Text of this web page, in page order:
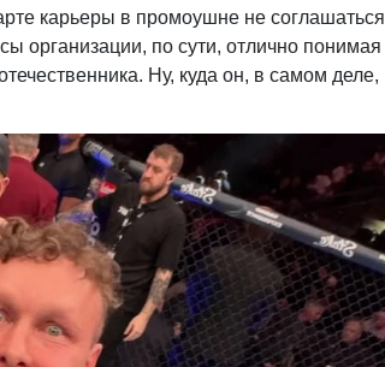
карьеры в промоушне не соглашаться
организации, по сути, отлично понимая
Ну, куда он, в самом деле,